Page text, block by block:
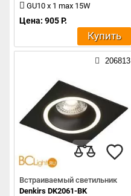
GU10 x 1 max 15W
Цена: 905 Р.
Купить
206813
Встраиваемый светильник
Denkirs DK2061-BK